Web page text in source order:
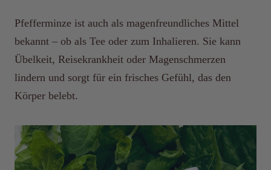
Pfefferminze ist auch als magenfreundliches Mittel
bekannt – ob als Tee oder zum Inhalieren. Sie kann
Übelkeit, Reisekrankheit oder Magenschmerzen
lindern und sorgt für ein frisches Gefühl, das den
Körper belebt.